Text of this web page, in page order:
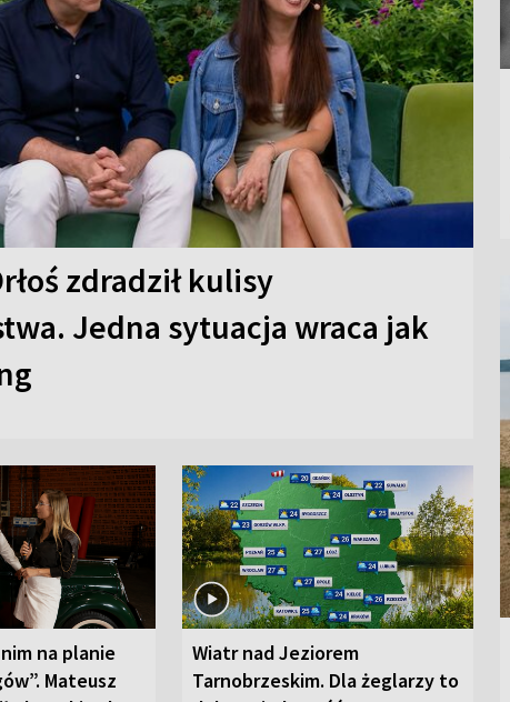
zdradził kulisy
Jedna sytuacja wraca jak
na planie
Mateusz
Wiatr nad Jeziorem
Tarnobrzeskim. Dla żeglarzy to